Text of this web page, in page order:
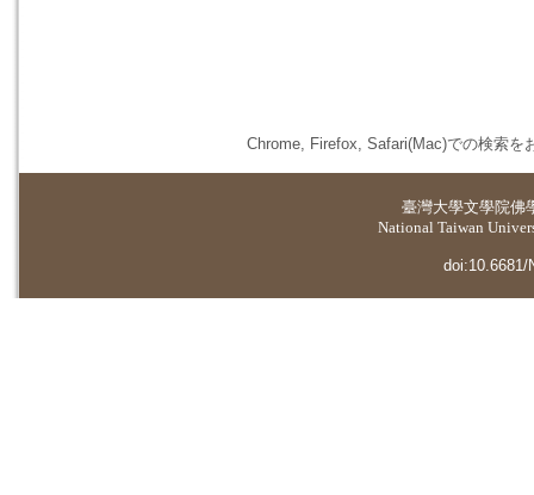
Chrome, Firefox, Safari(Mac)での検索を
臺灣大學文學院佛
National Taiwan
doi:10.6681/